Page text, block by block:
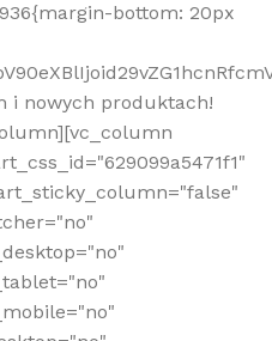
bottom: 20px
i nowych produktach!